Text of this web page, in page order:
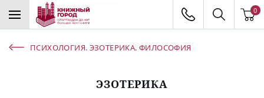
0
ПСИХОЛОГИЯ. ЭЗОТЕРИКА. ФИЛОСОФИЯ
ЭЗОТЕРИКА